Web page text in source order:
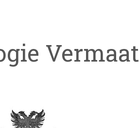
Vermaat